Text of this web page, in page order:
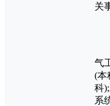
关
气
(本
科
系